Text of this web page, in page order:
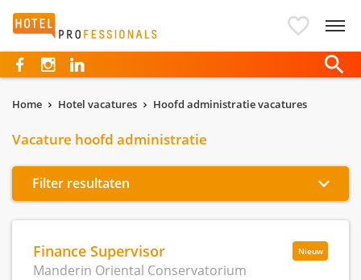
Hotelprofessionals
Home Hotel vacatures Hoofd administratie vacatures
Vacature hoofd administratie
Filter resultaten
Nieuw
Finance Supervisor
Manderin Oriental Conservatorium